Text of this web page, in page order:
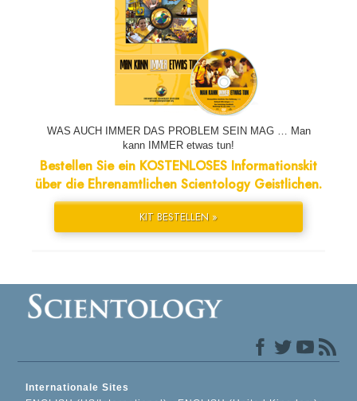
WAS AUCH IMMER DAS PROBLEM SEIN MAG … Man
kann IMMER etwas tun!
Bestellen Sie ein KOSTENLOSES Informationskit
über die Ehrenamtlichen Scientology Geistlichen.
KIT BESTELLEN »
Internationale Sites